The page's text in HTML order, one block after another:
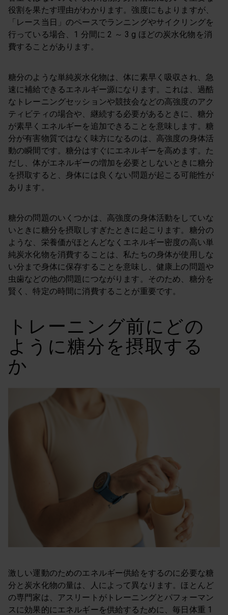
役割を果たす理由がわかります。強度にもよりますが、
「レース当日」のペースでランニングやサイクリングを
行っている場合、1 分間に 2 ～ 3 g ほどの炭水化物を消
費することがあります。
糖分のような単純炭水化物は、体に素早く吸収され、急
速に補給できるエネルギー源になります。これは、過酷
なトレーニングセッションや競技会などの高強度のアク
ティビティの場合や、継続する必要があるときに、糖分
が素早くエネルギーを追加できることを意味します。糖
分が有害物質ではなく味方になるのは、高強度の身体活
動の瞬間です。糖分はすぐにエネルギーを高めます。た
だし、体がエネルギーの増加を必要としないときに糖分
を摂取すると、身体には良くない問題が起こる可能性が
あります。
糖分の問題のいくつかは、高強度の身体活動をしていな
いときに糖分を摂取しすぎたときに起こります。糖分の
ような、栄養価がほとんどなくエネルギー密度の高い単
純炭水化物を消費することは、私たちの身体が使用しな
い分まで身体に保存することを意味し、健康上の問題や
虫歯などの他の問題につながります。そのため、糖分を
賢く、特定の時間に消費することが重要です。
トレーニング前にどの
ように糖分を摂取する
か
激しい運動のためのエネルギー供給をするのに必要な糖
分と炭水化物の量は、人によって異なります。ほとんど
の専門家は、アスリートがトレーニングとパフォーマン
スに効果的にエネルギーを供給するために、毎日体重 1